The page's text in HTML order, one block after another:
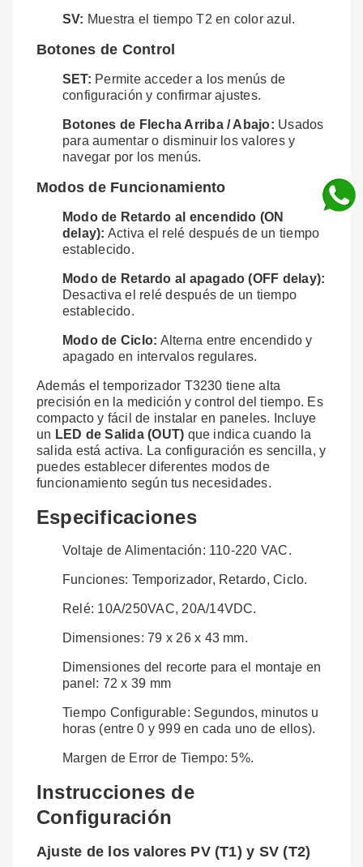
SV: Muestra el tiempo T2 en color azul.
Botones de Control
SET: Permite acceder a los menús de
configuración y confirmar ajustes.
Botones de Flecha Arriba / Abajo: Usados
para aumentar o disminuir los valores y
navegar por los menús.
Modos de Funcionamiento
Modo de Retardo al encendido (ON
delay): Activa el relé después de un tiempo
establecido.
Modo de Retardo al apagado (OFF delay):
Desactiva el relé después de un tiempo
establecido.
Modo de Ciclo: Alterna entre encendido y
apagado en intervalos regulares.
Además el temporizador T3230 tiene alta
precisión en la medición y control del tiempo. Es
compacto y fácil de instalar en paneles. Incluye
un LED de Salida (OUT) que indica cuando la
salida está activa. La configuración es sencilla, y
puedes establecer diferentes modos de
funcionamiento según tus necesidades.
Especificaciones
Voltaje de Alimentación: 110-220 VAC.
Funciones: Temporizador, Retardo, Ciclo.
Relé: 10A/250VAC, 20A/14VDC.
Dimensiones: 79 x 26 x 43 mm.
Dimensiones del recorte para el montaje en
panel: 72 x 39 mm
Tiempo Configurable: Segundos, minutos u
horas (entre 0 y 999 en cada uno de ellos).
Margen de Error de Tiempo: 5%.
Instrucciones de
Configuración
Ajuste de los valores PV (T1) y SV (T2)